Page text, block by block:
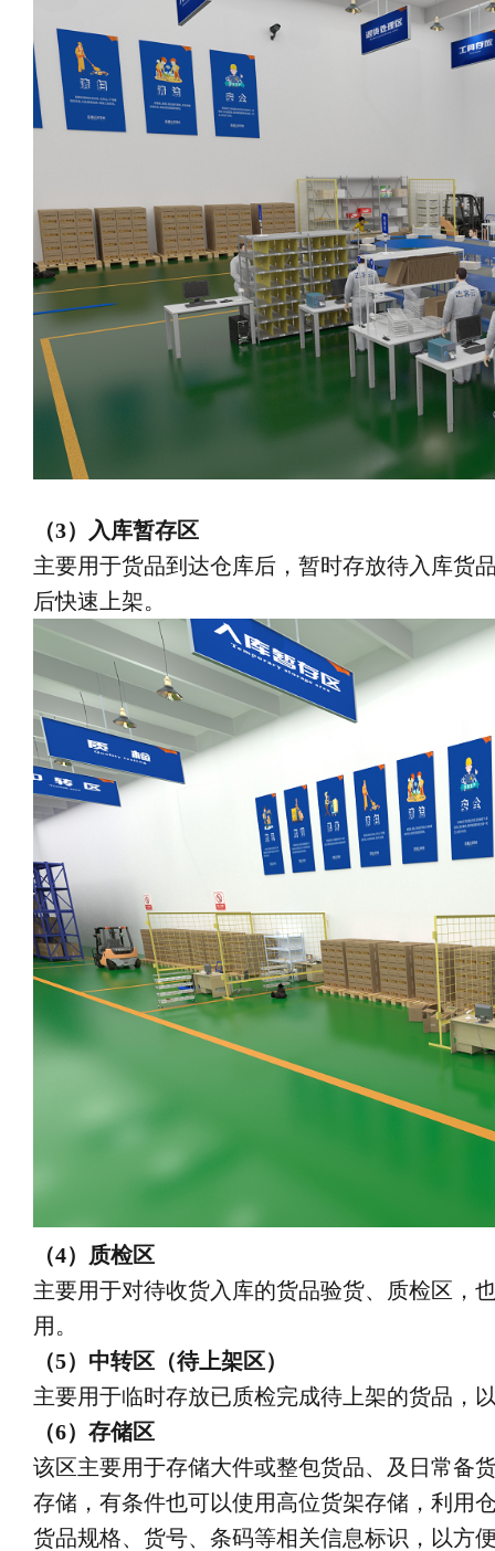
（3）入库暂存区
主要用于货品到达仓库后，暂时存放待入库货
后快速上架。
（4）质检区
主要用于对待收货入库的货品验货、质检区，
用。
（5）中转区（待上架区）
主要用于临时存放已质检完成待上架的货品，
（6）存储区
该区主要用于存储大件或整包货品、及日常备
存储，有条件也可以使用高位货架存储，利用
货品规格、货号、条码等相关信息标识，以方